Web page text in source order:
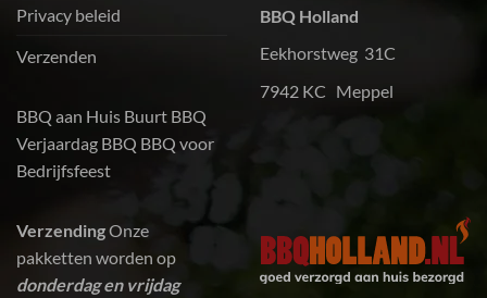
Privacy beleid
Verzenden
BBQ aan Huis Buurt BBQ
Verjaardag BBQ BBQ voor
Bedrijfsfeest
BBQ Holland
Eekhorstweg 31C
7942 KC Meppel
VerzendingOnze
pakketten worden op
donderdag en vrijdag